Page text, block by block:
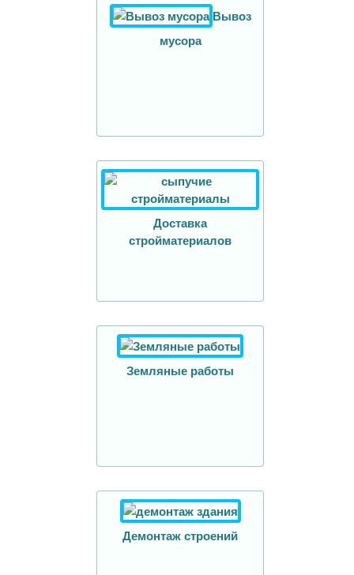
Вывоз
мусора
Доставка
стройматериалов
Земляные работы
Демонтаж строений